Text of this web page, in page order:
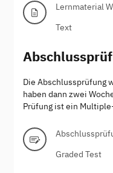
Lernmaterial
Text
Die Abschlussprüfung
haben dann zwei
Prüfung ist ein
Graded Test